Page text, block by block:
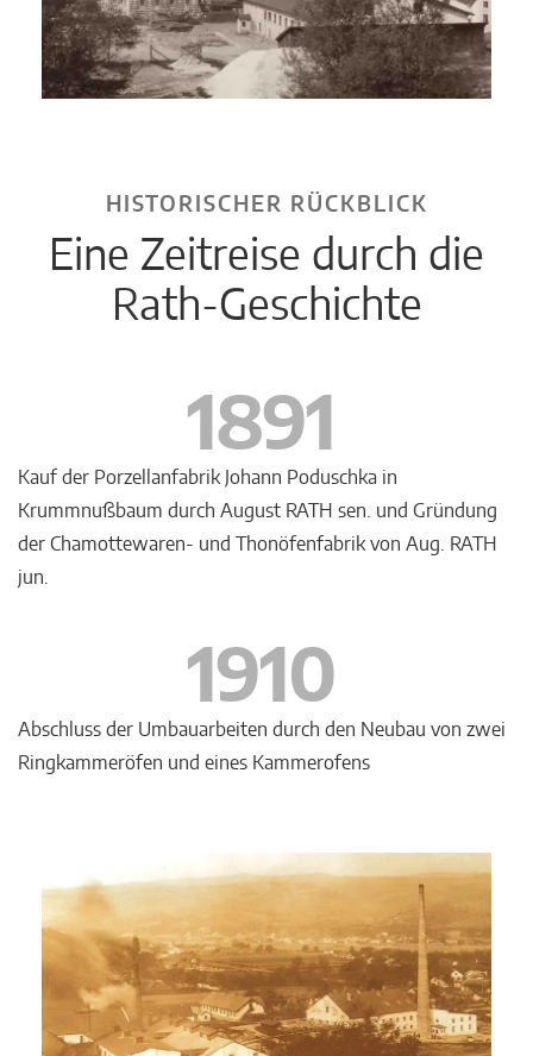
Eine Zeitreise durch die
Rath-Geschichte
HISTORISCHER RÜCKBLICK
1891
Kauf der Porzellanfabrik Johann Poduschka in
Krummnußbaum durch August RATH sen. und Gründung
der Chamottewaren- und Thonöfenfabrik von Aug. RATH
jun.
1910
Abschluss der Umbauarbeiten durch den Neubau von zwei
Ringkammeröfen und eines Kammerofens